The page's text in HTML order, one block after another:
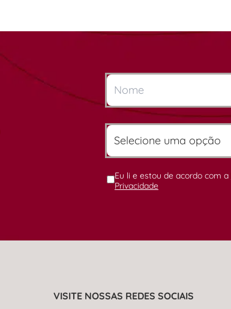
Eu li e estou de acordo com a
Privacidade
VISITE NOSSAS REDES SOCIAIS